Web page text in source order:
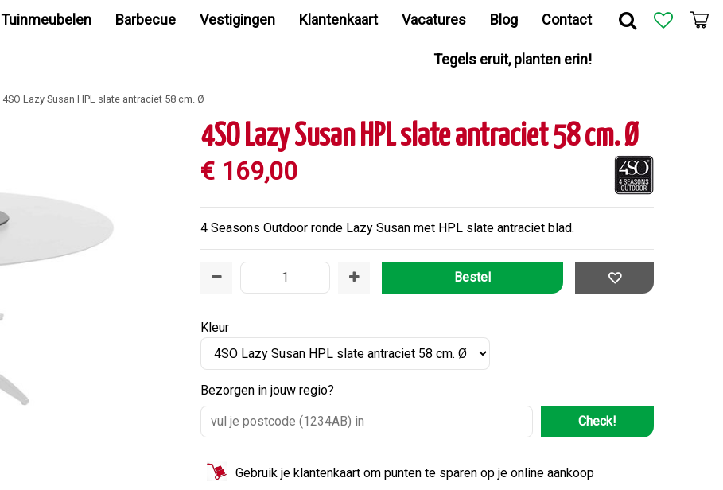
4SO Lazy Susan HPL slate antraciet 58 cm. Ø
Tuinmeubelen Barbecue Vestigingen Klantenkaart Vacatures Blog Contact
Tegels eruit, planten erin!
4SO Lazy Susan HPL slate antraciet 58 cm. Ø
€ 169,00
4 Seasons Outdoor ronde Lazy Susan met HPL slate antraciet blad.
Kleur
Bezorgen in jouw regio?
Check!
Gebruik je klantenkaart om punten te sparen op je online aankoop